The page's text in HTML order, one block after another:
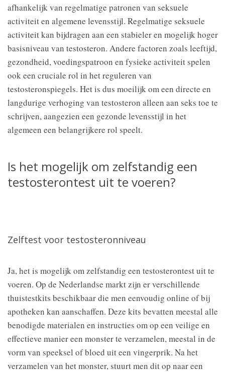
afhankelijk van regelmatige patronen van seksuele
activiteit en algemene levensstijl. Regelmatige seksuele
activiteit kan bijdragen aan een stabieler en mogelijk hoger
basisniveau van testosteron. Andere factoren zoals leeftijd,
gezondheid, voedingspatroon en fysieke activiteit spelen
ook een cruciale rol in het reguleren van
testosteronspiegels. Het is dus moeilijk om een directe en
langdurige verhoging van testosteron alleen aan seks toe te
schrijven, aangezien een gezonde levensstijl in het
algemeen een belangrijkere rol speelt.
Is het mogelijk om zelfstandig een
testosterontest uit te voeren?
Zelftest voor testosteronniveau
Ja, het is mogelijk om zelfstandig een testosterontest uit te
voeren. Op de Nederlandse markt zijn er verschillende
thuistestkits beschikbaar die men eenvoudig online of bij
apotheken kan aanschaffen. Deze kits bevatten meestal alle
benodigde materialen en instructies om op een veilige en
effectieve manier een monster te verzamelen, meestal in de
vorm van speeksel of bloed uit een vingerprik. Na het
verzamelen van het monster, stuurt men dit op naar een